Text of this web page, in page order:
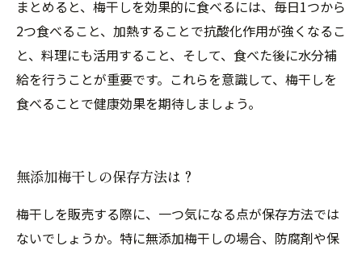
まとめると、梅干しを効果的に食べるには、毎日1つから
2つ食べること、加熱することで抗酸化作用が強くなるこ
と、料理にも活用すること、そして、食べた後に水分補
給を行うことが重要です。これらを意識して、梅干しを
食べることで健康効果を期待しましょう。
無添加梅干しの保存方法は？
梅干しを販売する際に、一つ気になる点が保存方法では
ないでしょうか。特に無添加梅干しの場合、防腐剤や保